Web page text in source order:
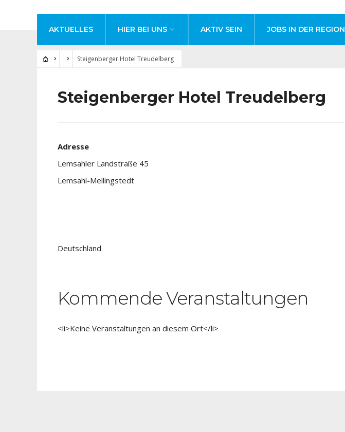
AKTUELLES HIER BEI UNS AKTIV SEIN JOBS IN DER REGION
Steigenberger Hotel Treudelberg
Steigenberger Hotel Treudelberg
Adresse
Lemsahler Landstraße 45
Lemsahl-Mellingstedt
Deutschland
Kommende Veranstaltungen
<li>Keine Veranstaltungen an diesem Ort</li>